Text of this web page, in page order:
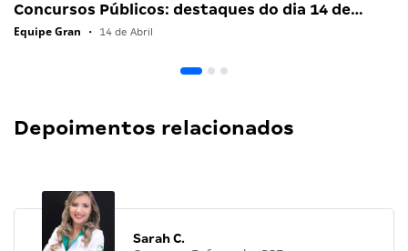
Concursos Públicos: destaques do dia 14 de…
Equipe Gran • 14 de Abril
Depoimentos relacionados
Sarah C.